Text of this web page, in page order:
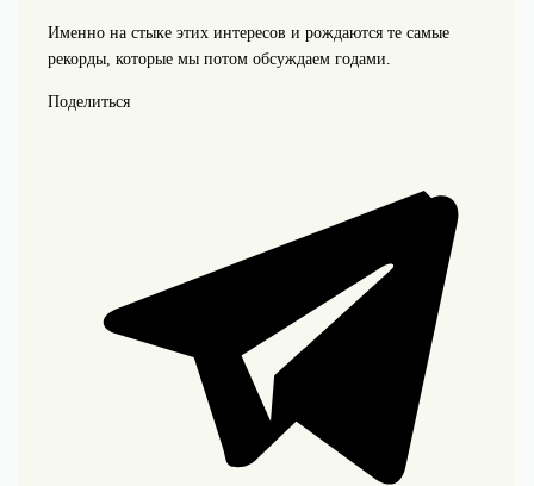
Именно на стыке этих интересов и рождаются те самые
рекорды, которые мы потом обсуждаем годами.
Поделиться